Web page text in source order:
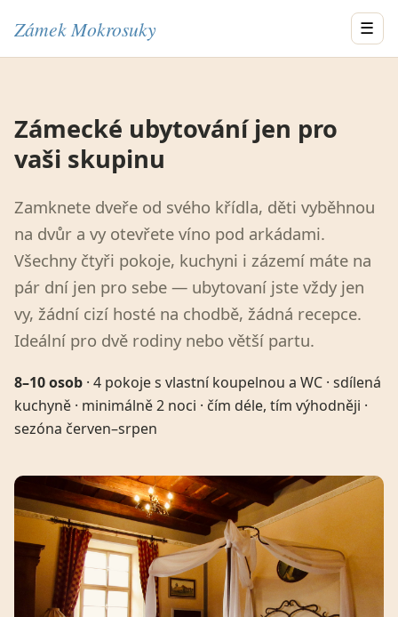
Zámek Mokrosuky ☰
Zámecké ubytování jen pro
vaši skupinu
Zamknete dveře od svého křídla, děti vyběhnou
na dvůr a vy otevřete víno pod arkádami.
Všechny čtyři pokoje, kuchyni i zázemí máte na
pár dní jen pro sebe — ubytovaní jste vždy jen
vy, žádní cizí hosté na chodbě, žádná recepce.
Ideální pro dvě rodiny nebo větší partu.
8–10 osob · 4 pokoje s vlastní koupelnou a WC · sdílená
kuchyně · minimálně 2 noci · čím déle, tím výhodněji ·
sezóna červen–srpen